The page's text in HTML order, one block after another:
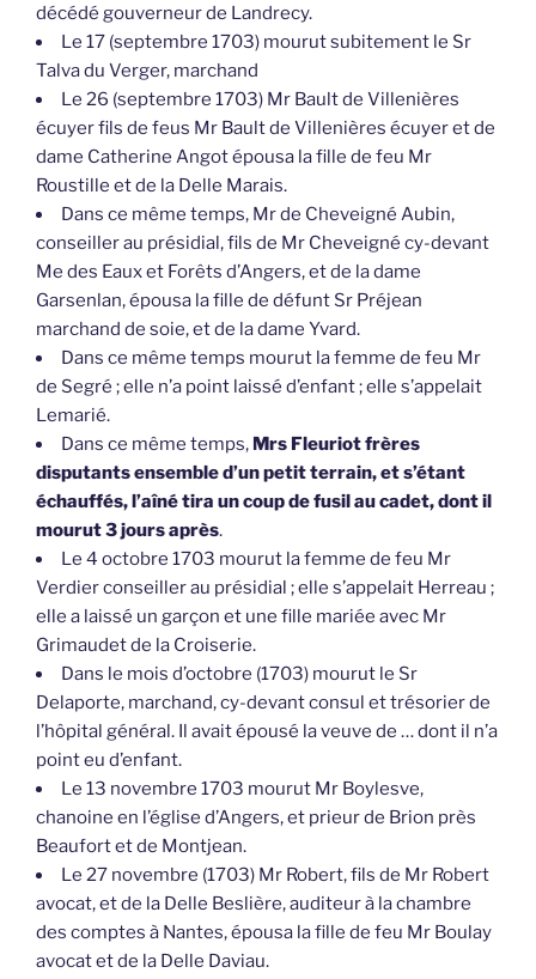
décédé gouverneur de Landrecy.
Le 17 (septembre 1703) mourut subitement le Sr
Talva du Verger, marchand
Le 26 (septembre 1703) Mr Bault de Villenières
écuyer fils de feus Mr Bault de Villenières écuyer et de
dame Catherine Angot épousa la fille de feu Mr
Roustille et de la Delle Marais.
Dans ce même temps, Mr de Cheveigné Aubin,
conseiller au présidial, fils de Mr Cheveigné cy-devant
Me des Eaux et Forêts d’Angers, et de la dame
Garsenlan, épousa la fille de défunt Sr Préjean
marchand de soie, et de la dame Yvard.
Dans ce même temps mourut la femme de feu Mr
de Segré ; elle n’a point laissé d’enfant ; elle s’appelait
Lemarié.
Dans ce même temps, Mrs Fleuriot frères
disputants ensemble d’un petit terrain, et s’étant
échauffés, l’aîné tira un coup de fusil au cadet, dont il
mourut 3 jours après.
Le 4 octobre 1703 mourut la femme de feu Mr
Verdier conseiller au présidial ; elle s’appelait Herreau ;
elle a laissé un garçon et une fille mariée avec Mr
Grimaudet de la Croiserie.
Dans le mois d’octobre (1703) mourut le Sr
Delaporte, marchand, cy-devant consul et trésorier de
l’hôpital général. Il avait épousé la veuve de … dont il n’a
point eu d’enfant.
Le 13 novembre 1703 mourut Mr Boylesve,
chanoine en l’église d’Angers, et prieur de Brion près
Beaufort et de Montjean.
Le 27 novembre (1703) Mr Robert, fils de Mr Robert
avocat, et de la Delle Beslière, auditeur à la chambre
des comptes à Nantes, épousa la fille de feu Mr Boulay
avocat et de la Delle Daviau.